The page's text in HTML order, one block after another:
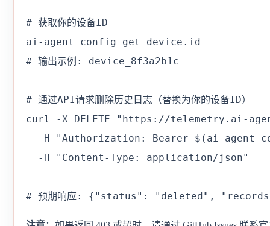
# 获取你的设备ID
ai-agent config get device.id
# 输出示例: device_8f3a2b1c
# 通过API请求删除历史日志（替换为你的设备ID）
curl -X DELETE "https://telemetry.ai-
-H "Authorization: Bearer $(ai-agent
  -H "Content-Type: application/json"
# 预期响应: {"status": "deleted",